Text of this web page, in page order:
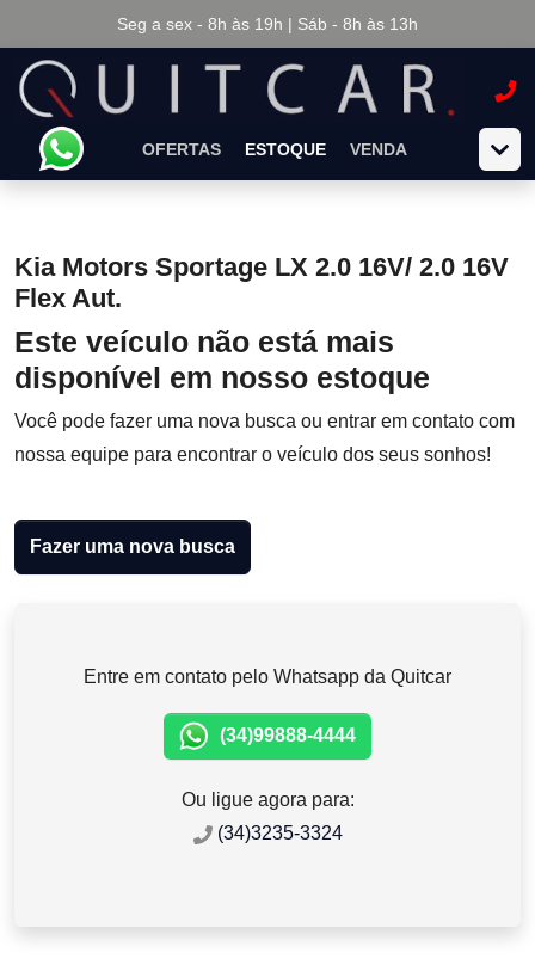
Seg a sex - 8h às 19h | Sáb - 8h às 13h
OFERTAS ESTOQUE VENDA
Kia Motors Sportage LX 2.0 16V/ 2.0 16V
Flex Aut.
Este veículo não está mais
disponível em nosso estoque
Você pode fazer uma nova busca ou entrar em contato com
nossa equipe para encontrar o veículo dos seus sonhos!
Fazer uma nova busca
Entre em contato pelo Whatsapp da Quitcar
(34)99888-4444
Ou ligue agora para:
(34)3235-3324